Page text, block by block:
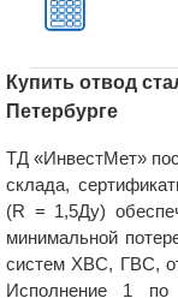
Купить отвод
Петербурге
ТД «ИнвестМет»
склада,
(R = 1,5Ду)
минимальной
систем ХВС, ГВС,
Исполнение 1